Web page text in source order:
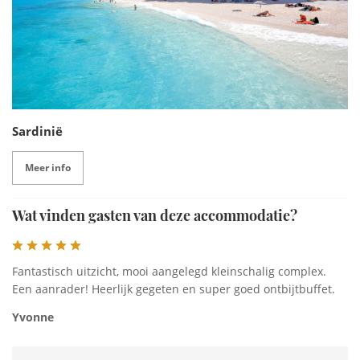
Sardinië
Meer info
Wat vinden gasten van deze accommodatie?
Fantastisch uitzicht, mooi aangelegd kleinschalig complex.
Een aanrader! Heerlijk gegeten en super goed ontbijtbuffet.
Yvonne